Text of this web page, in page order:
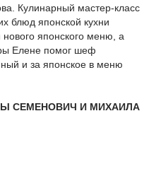
Кулинарный мастер-класс
блюд японской кухни
японского меню, а
Елене помог шеф
и за японское в меню
СЕМЕНОВИЧ И МИХАИЛА